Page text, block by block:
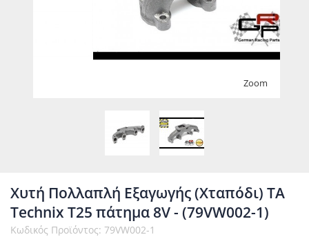
Zoom
Χυτή Πολλαπλή Εξαγωγής (Χταπόδι) TA
Technix Τ25 πάτημα 8V - (79VW002-1)
Κωδικός Προϊόντος: 79VW002-1